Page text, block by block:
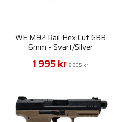
WE M92 Rail Hex Cut GBB
6mm - Svart/Silver
1 995 kr 2 395 kr